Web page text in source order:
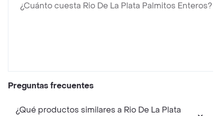
¿Cuánto cuesta Rio De La Plata Palmitos Enteros?
Preguntas frecuentes
¿Qué productos similares a Rio De La Plata